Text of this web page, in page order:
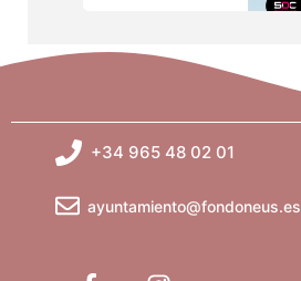
+34 965 48 02 01
ayuntamiento@fondoneus.es